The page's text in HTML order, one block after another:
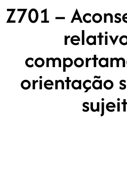
Z701 –
orientação